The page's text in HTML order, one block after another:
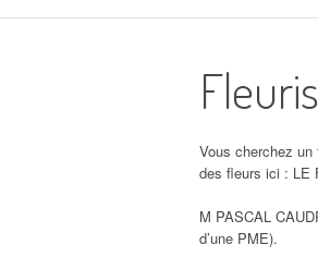
Vous cherchez
des fleurs ici : LE
M PASCAL
d’une PME).